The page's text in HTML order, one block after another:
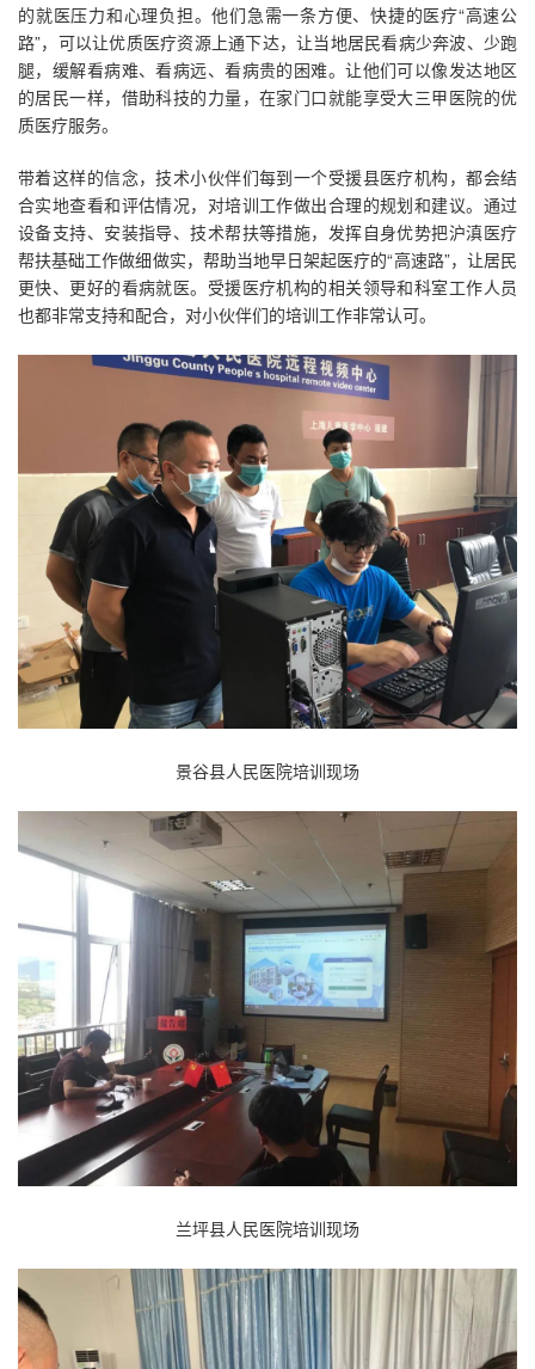
的就医压力和心理负担。他们急需一条方便、快捷的医疗“高速公
路”，可以让优质医疗资源上通下达，让当地居民看病少奔波、少跑
腿，缓解看病难、看病远、看病贵的困难。让他们可以像发达地区
的居民一样，借助科技的力量，在家门口就能享受大三甲医院的优
质医疗服务。
带着这样的信念，技术小伙伴们每到一个受援县医疗机构，都会结
合实地查看和评估情况，对培训工作做出合理的规划和建议。通过
设备支持、安装指导、技术帮扶等措施，发挥自身优势把沪滇医疗
帮扶基础工作做细做实，帮助当地早日架起医疗的“高速路”，让居民
更快、更好的看病就医。受援医疗机构的相关领导和科室工作人员
也都非常支持和配合，对小伙伴们的培训工作非常认可。
景谷县人民医院培训现场
兰坪县人民医院培训现场